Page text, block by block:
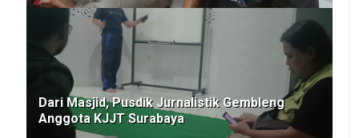
Dari Masjid, Pusdik Jurnalistik Gembleng
Anggota KJJT Surabaya